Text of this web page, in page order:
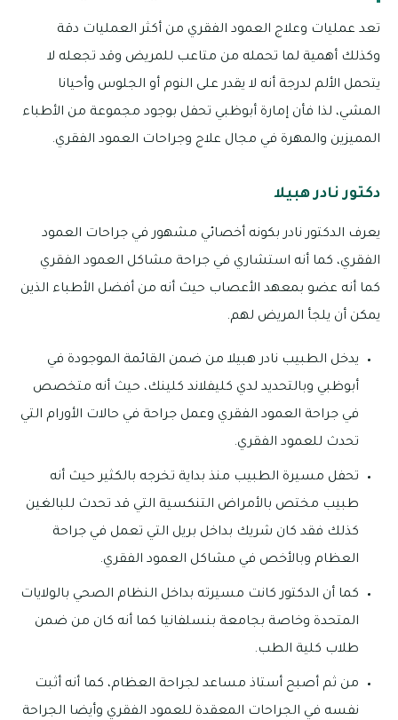
تعد عمليات وعلاج العمود الفقري من أكثر العمليات دقة
وكذلك أهمية لما تحمله من متاعب للمريض وقد تجعله لا
يتحمل الألم لدرجة أنه لا يقدر على النوم أو الجلوس وأحيانا
المشي، لذا فأن إمارة أبوظبي تحفل بوجود مجموعة من الأطباء
المميزين والمهرة في مجال علاج وجراحات العمود الفقري.
دكتور نادر هبيلا
يعرف الدكتور نادر بكونه أخصائي مشهور في جراحات العمود
الفقري، كما أنه استشاري في جراحة مشاكل العمود الفقري
كما أنه عضو بمعهد الأعصاب حيث أنه من أفضل الأطباء الذين
يمكن أن يلجأ المريض لهم.
يدخل الطبيب نادر هبيلا من ضمن القائمة الموجودة في
أبوظبي وبالتحديد لدي كليفلاند كلينك، حيث أنه متخصص
في جراحة العمود الفقري وعمل جراحة في حالات الأورام التي
تحدث للعمود الفقري.
تحفل مسيرة الطبيب منذ بداية تخرجه بالكثير حيث أنه
طبيب مختص بالأمراض التنكسية التي قد تحدث للبالغين
كذلك فقد كان شريك بداخل بريل التي تعمل في جراحة
العظام وبالأخص في مشاكل العمود الفقري.
كما أن الدكتور كانت مسيرته بداخل النظام الصحي بالولايات
المتحدة وخاصة بجامعة بنسلفانيا كما أنه كان من ضمن
طلاب كلية الطب.
من ثم أصبح أستاذ مساعد لجراحة العظام، كما أنه أثبت
نفسه في الجراحات المعقدة للعمود الفقري وأيضا الجراحة